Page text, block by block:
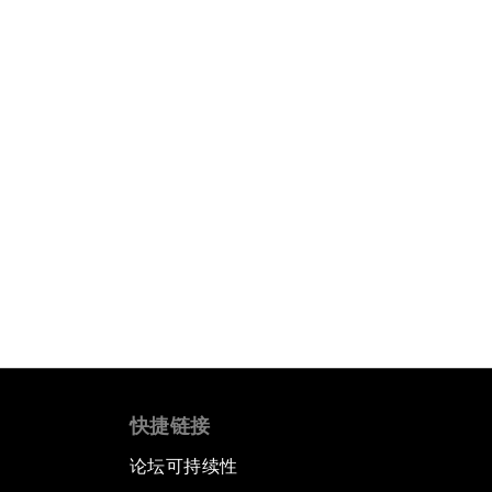
快捷链接
论坛可持续性